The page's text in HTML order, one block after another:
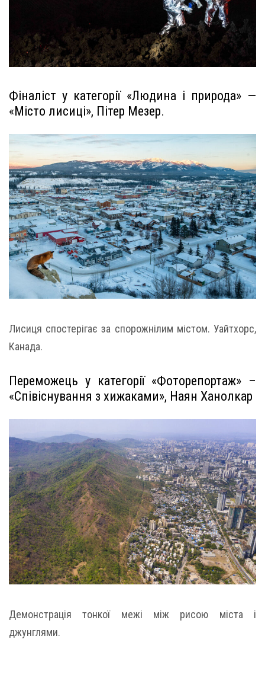
Фіналіст у категорії «Людина і природа» —
«Місто лисиці», Пітер Мезер.
Лисиця спостерігає за спорожнілим містом. Уайтхорс,
Канада.
Переможець у категорії «Фоторепортаж» –
«Співіснування з хижаками», Наян Ханолкар
Демонстрація тонкої межі між рисою міста і
джунглями.